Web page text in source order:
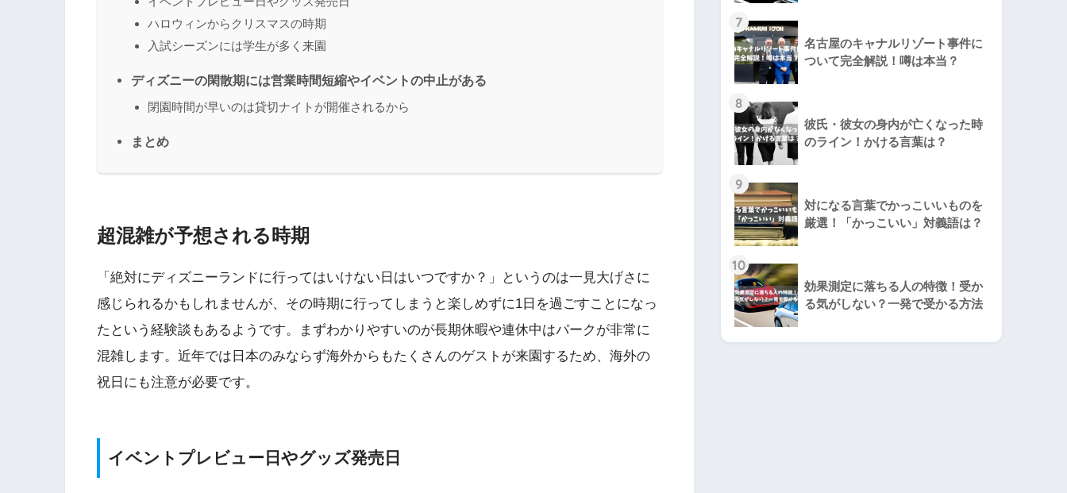
ハロウィンからクリスマスの時期
入試シーズンには学生が多く来園
ディズニーの閑散期には営業時間短縮やイベントの中止がある
閉園時間が早いのは貸切ナイトが開催されるから
まとめ
超混雑が予想される時期
「絶対にディズニーランドに行ってはいけない日はいつですか？」というのは一見大げさに
感じられるかもしれませんが、その時期に行ってしまうと楽しめずに1日を過ごすことになっ
たという経験談もあるようです。まずわかりやすいのが長期休暇や連休中はパークが非常に
混雑します。近年では日本のみならず海外からもたくさんのゲストが来園するため、海外の
祝日にも注意が必要です。
イベントプレビュー日やグッズ発売日
7
名古屋のキャナルリゾート事件に
ついて完全解説！噂は本当？
8
彼氏・彼女の身内が亡くなった時
のライン！かける言葉は？
9
対になる言葉でかっこいいものを
厳選！「かっこいい」対義語は？
10
効果測定に落ちる人の特徴！受か
る気がしない？一発で受かる方法